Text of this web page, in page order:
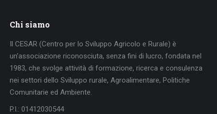
Chi siamo
Il CESAR (Centro per lo Sviluppo Agricolo e Rurale) è
un’associazione riconosciuta, senza fini di lucro, fondata nel
1983, che svolge attività di formazione, ricerca e consulenza
nei settori dello Sviluppo rurale, Agroalimentare, Politiche
Comunitarie ed Ambiente.
P.I.: 01412030544